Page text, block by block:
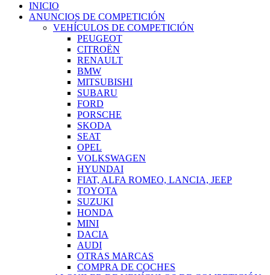
INICIO
ANUNCIOS DE COMPETICIÓN
VEHÍCULOS DE COMPETICIÓN
PEUGEOT
CITROËN
RENAULT
BMW
MITSUBISHI
SUBARU
FORD
PORSCHE
SKODA
SEAT
OPEL
VOLKSWAGEN
HYUNDAI
FIAT, ALFA ROMEO, LANCIA, JEEP
TOYOTA
SUZUKI
HONDA
MINI
DACIA
AUDI
OTRAS MARCAS
COMPRA DE COCHES